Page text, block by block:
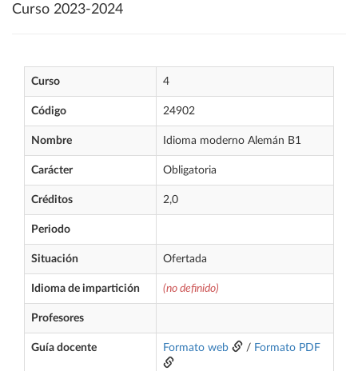
Curso 2023-2024
Curso 4
Código 24902
Nombre Idioma moderno Alemán B1
Carácter Obligatoria
Créditos 2,0
Periodo
Situación Ofertada
Idioma de impartición (no definido)
Profesores
Guía docente Formato web / Formato PDF